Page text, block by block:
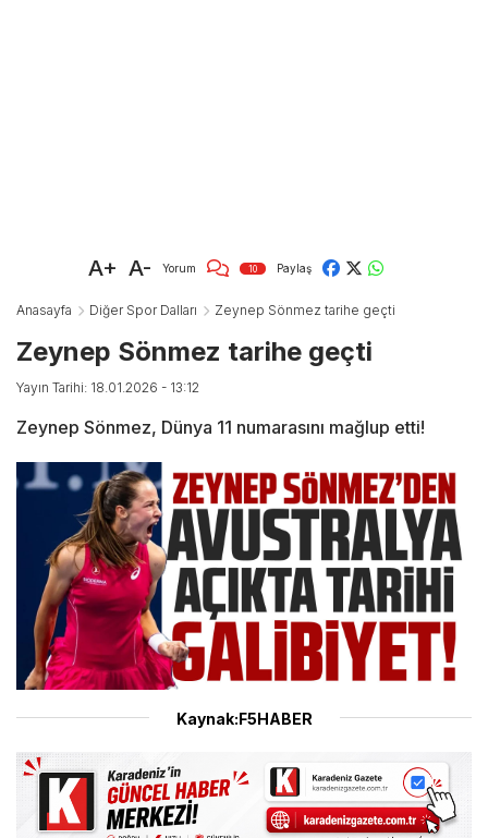
A+ A- Yorum 10 Paylaş
Anasayfa Diğer Spor Dalları Zeynep Sönmez tarihe geçti
Zeynep Sönmez tarihe geçti
Yayın Tarihi: 18.01.2026 - 13:12
Zeynep Sönmez, Dünya 11 numarasını mağlup etti!
Kaynak:F5HABER